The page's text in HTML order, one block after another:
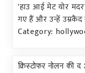
'हाउ आई मेट योर
गए हैं और उन्हें
Category:
क्रिस्टोफर नोलन की द